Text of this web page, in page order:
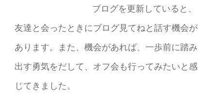
ブログを更新していると、
友達と会ったときにブログ見てねと話す機会が
あります。また、機会があれば、一歩前に踏み
出す勇気をだして、オフ会も行ってみたいと感
じてきました。